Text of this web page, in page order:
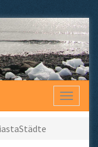
Toggle